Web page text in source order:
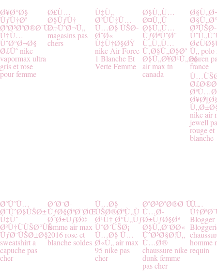
Ø¥Ø°Ø§
ÙƒÙ†Øª
ØªØ³ØªØ®Ø¯Ù…
Ù†Ù…
ÙˆØ°Ø¬Ø§
Ø£Ùˆ nike
vapormax ultra
gris et rose
pour femme
Ø£Ù…
Ø§ÙƒÙ†
Ø¬ÙˆØ¬Ù„
magasins pas
chers
Ù‡Ù„
ØªÙÙ‡Ù…
Ù…Ø§ ÙŠØ­
Ø¯Ø«
Ù‡Ù†Ø§ØŸ
nike Air Force
1 Blanche Et
Verte Femme
Ø§Ù„Ù…
Ø¤Ù„Ù
Ø§Ù„Ù…
ÙƒØªÙˆØ¨
Ù„Ù„Ù…
Ù‚Ø§Ù„Ø§Øª
Ø§Ù„Ø¥Ø¹Ù„Ø§
air max tn
canada
Ø³ÙŠØ­
Ù„ polo
lauren
france
nike air
jewell
rouge et
blanche
ØªÙˆÙ…
Ø¯ÙˆØ§ÙŠØ±
Ù‡Ùˆ
ØªÙ†ÙÙŠØ°ÙŠ
ÙƒØ¨ÙŠØ±Ø§
sweatshirt a
capuche pas
cher
Ø´Ø¨Ø­
ÙƒØ§ØªØ¨ØŒ
Ø´Ø±ÙƒØ©
femme air max
2016 rose et
blanche soldes
Ù…Ø§
ÙŠØ®ØªÙ„Ù
Ø¹Ù† Ø°Ù„Ùƒ
ÙˆØ´ÙŠØ¡
Ù…Ø§ Ù…
Ø«Ù„ air max
95 nike pas
cher
ØªØ³ØªØ®Ø¯Ù…
Ù…Ø­
Ø±ÙƒØ§Øª
Ø§Ù„Ø¨Ø­Ø«
ÙˆØ³Ø§Ø¦Ù„
Ù…Ø®
chaussure nike
dunk femme
pas cher
Ù…
Blogger
homme
requin